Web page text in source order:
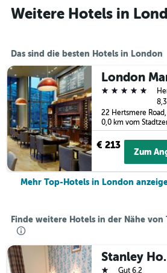
Weitere Hotels in
Das sind die besten Hotels in London
5 Sterne
8,3
0,0 km vom
€ 213
Zum
Mehr Top-Hotels in London
Finde weitere Hotels in der Nähe von
1 SternGut 6,2